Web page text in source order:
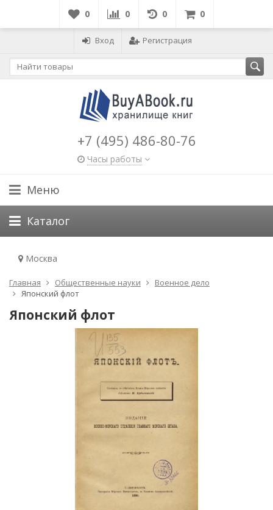
0 0 0 0
Вход Регистрация
+7 (495) 486-80-76
Часы работы
Меню
Каталог
Москва
Главная Общественные науки
Военное дело
Японский флот
Японский флот